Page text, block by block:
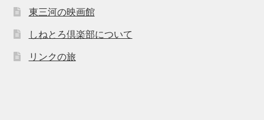
東三河の映画館
しねとろ倶楽部について
リンクの旅